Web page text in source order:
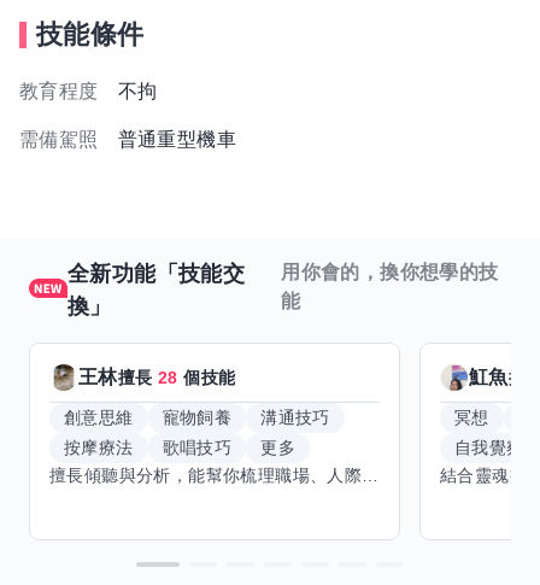
技能條件
教育程度 不拘
需備駕照 普通重型機車
全新功能「技能交
換」
用你會的，換你想學的技
能
王林擅長28 個技能
創意思維 寵物飼養
溝通技巧
按摩療法
歌唱技巧
更多
魟魚擅
冥想
自我覺察